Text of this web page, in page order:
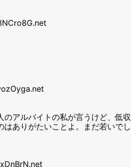
のアルバイトの私が言うけど、低収
はありがたいことよ。まだ若いでし